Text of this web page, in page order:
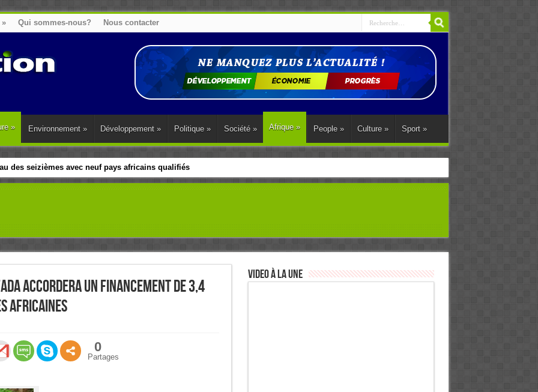
» Qui sommes-nous? Nous contacter
» Environnement » Développement » Politique » Société » Afrique » People » Culture » Sport »
des seizièmes avec neuf pays africains qualifiés
diaspora tentent de parler d’une seule voix sur la question des réparations
accordera un financement de 3,4
africaines
0
Partages
Video à la Une